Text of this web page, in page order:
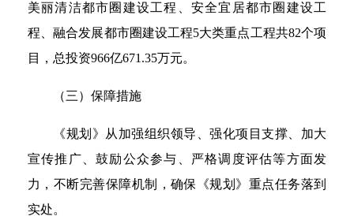
美丽清洁都市圈建设工程、安全宜居都市圈建设工
程、融合发展都市圈建设工程5大类重点工程共82个项
目，总投资966亿671.35万元。
（三）保障措施
《规划》从加强组织领导、强化项目支撑、加大
宣传推广、鼓励公众参与、严格调度评估等方面发
力，不断完善保障机制，确保《规划》重点任务落到
实处。